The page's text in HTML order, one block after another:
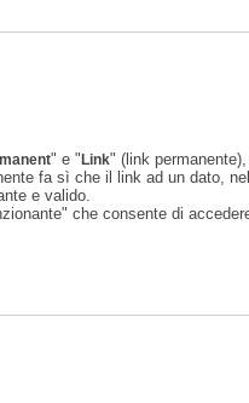
" e "Link" (link
fa sì che il link ad un dato,
e valido.
che consente di